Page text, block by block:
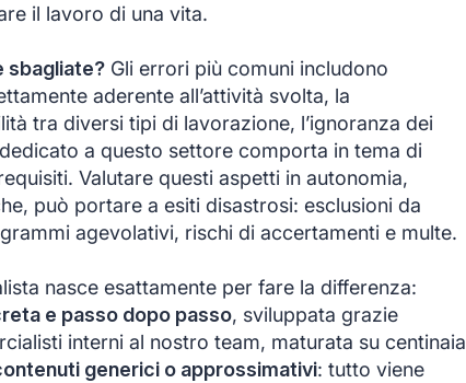
il lavoro di una vita.
sbagliate? Gli errori più comuni includono
aderente all’attività svolta, la
tra diversi tipi di lavorazione, l’ignoranza dei
a questo settore comporta in tema di
Valutare questi aspetti in autonomia,
può portare a esiti disastrosi: esclusioni da
agevolativi, rischi di accertamenti e multe.
nasce esattamente per fare la differenza:
e passo dopo passo, sviluppata grazie
interni al nostro team, maturata su centinaia
generici o approssimativi: tutto viene